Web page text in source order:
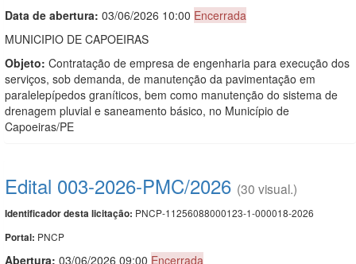
Data de abertura: 03/06/2026 10:00 Encerrada
MUNICIPIO DE CAPOEIRAS
Objeto: Contratação de empresa de engenharia para execução dos
serviços, sob demanda, de manutenção da pavimentação em
paralelepípedos graníticos, bem como manutenção do sistema de
drenagem pluvial e saneamento básico, no Município de
Capoeiras/PE
Edital 003-2026-PMC/2026 (30 visual.)
Identificador desta licitação: PNCP-11256088000123-1-000018-2026
Portal: PNCP
Abertura: 03/06/2026 09:00 Encerrada